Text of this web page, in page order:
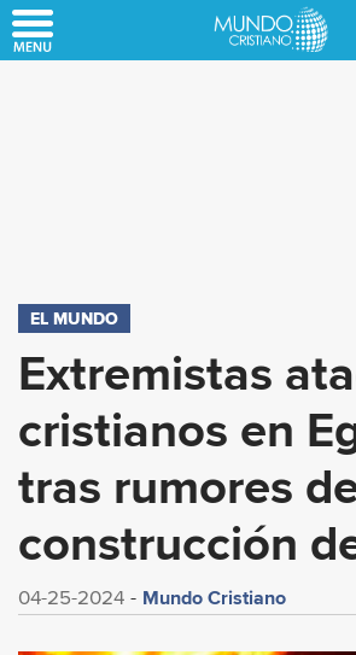
to
EL MUNDO
Extremistas
cristianos en
tras rumores
construcción
04-25-2024 Mundo Cristiano